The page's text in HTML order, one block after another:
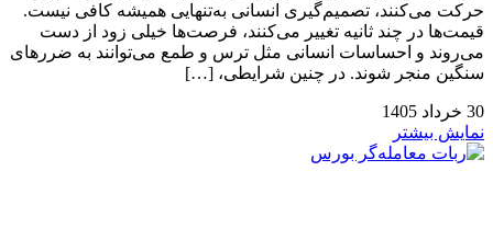
حرکت می‌کنند، تصمیم‌گیری انسانی به‌تنهایی همیشه کافی نیست.
قیمت‌ها در چند ثانیه تغییر می‌کنند، فرصت‌ها خیلی زود از دست
می‌روند و احساسات انسانی مثل ترس و طمع می‌توانند به ضررهای
سنگین منجر شوند. در چنین شرایطی، […]
30 خرداد 1405
نمایش بیشتر